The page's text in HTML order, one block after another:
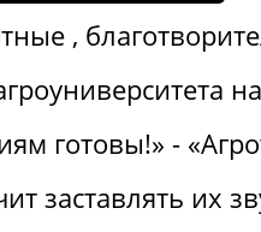
,
готовы!» -
заставлять их